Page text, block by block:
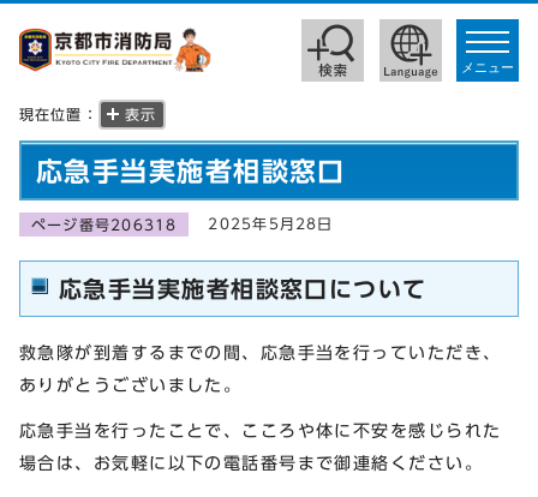
toggle
メニュー
現在位置： 表示
応急手当実施者相談窓口
ページ番号206318 2025年5月28日
応急手当実施者相談窓口について
救急隊が到着するまでの間、応急手当を行っていただき、
ありがとうございました。
応急手当を行ったことで、こころや体に不安を感じられた
場合は、お気軽に以下の電話番号まで御連絡ください。